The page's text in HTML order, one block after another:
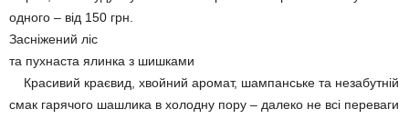
одного – від 150 грн.
Засніжений ліс
та пухнаста ялинка з шишками
Красивий краєвид, хвойний аромат, шампанське та незабутній
смак гарячого шашлика в холодну пору – далеко не всі переваги